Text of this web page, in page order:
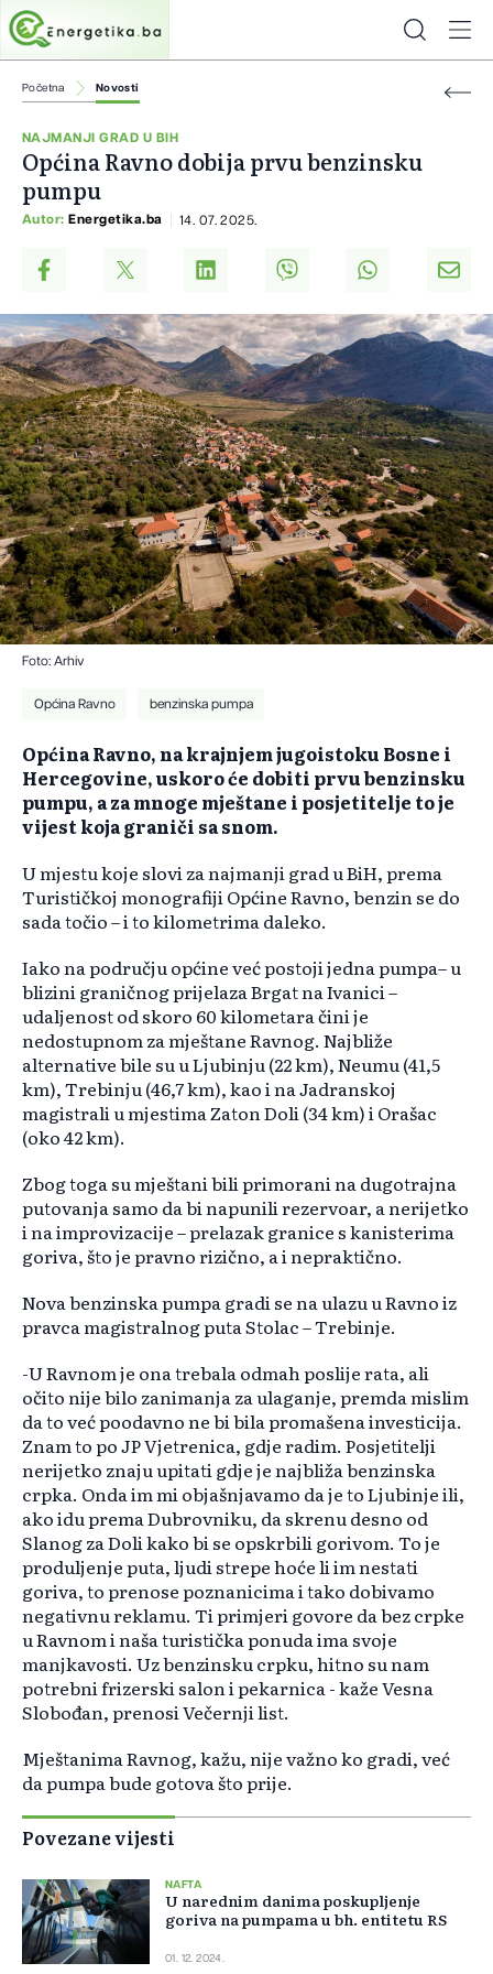
Početna Novosti
NAJMANJI GRAD U BIH
Općina Ravno dobija prvu benzinsku
pumpu
Autor: Energetika.ba 14. 07. 2025.
Foto: Arhiv
Općina Ravno benzinska pumpa
Općina Ravno, na krajnjem jugoistoku Bosne i
Hercegovine, uskoro će dobiti prvu benzinsku
pumpu, a za mnoge mještane i posjetitelje to je
vijest koja graniči sa snom.
U mjestu koje slovi za najmanji grad u BiH, prema
Turističkoj monografiji Općine Ravno, benzin se do
sada točio – i to kilometrima daleko.
Iako na području općine već postoji jedna pumpa– u
blizini graničnog prijelaza Brgat na Ivanici –
udaljenost od skoro 60 kilometara čini je
nedostupnom za mještane Ravnog. Najbliže
alternative bile su u Ljubinju (22 km), Neumu (41,5
km), Trebinju (46,7 km), kao i na Jadranskoj
magistrali u mjestima Zaton Doli (34 km) i Orašac
(oko 42 km).
Zbog toga su mještani bili primorani na dugotrajna
putovanja samo da bi napunili rezervoar, a nerijetko
i na improvizacije – prelazak granice s kanisterima
goriva, što je pravno rizično, a i nepraktično.
Nova benzinska pumpa gradi se na ulazu u Ravno iz
pravca magistralnog puta Stolac – Trebinje.
-U Ravnom je ona trebala odmah poslije rata, ali
očito nije bilo zanimanja za ulaganje, premda mislim
da to već poodavno ne bi bila promašena investicija.
Znam to po JP Vjetrenica, gdje radim. Posjetitelji
nerijetko znaju upitati gdje je najbliža benzinska
crpka. Onda im mi objašnjavamo da je to Ljubinje ili,
ako idu prema Dubrovniku, da skrenu desno od
Slanog za Doli kako bi se opskrbili gorivom. To je
produljenje puta, ljudi strepe hoće li im nestati
goriva, to prenose poznanicima i tako dobivamo
negativnu reklamu. Ti primjeri govore da bez crpke
u Ravnom i naša turistička ponuda ima svoje
manjkavosti. Uz benzinsku crpku, hitno su nam
potrebni frizerski salon i pekarnica - kaže Vesna
Slobođan, prenosi Večernji list.
Mještanima Ravnog, kažu, nije važno ko gradi, već
da pumpa bude gotova što prije.
Povezane vijesti
NAFTA
U narednim danima poskupljenje
goriva na pumpama u bh. entitetu RS
01. 12. 2024.